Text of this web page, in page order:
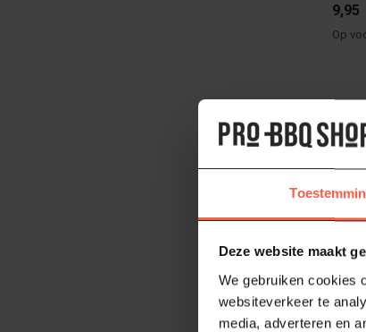
Deze website maakt
We gebruiken cookies
websiteverkeer te
media, adverteren en
9,95
Op